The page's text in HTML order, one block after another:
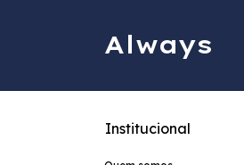
Always
Institucional